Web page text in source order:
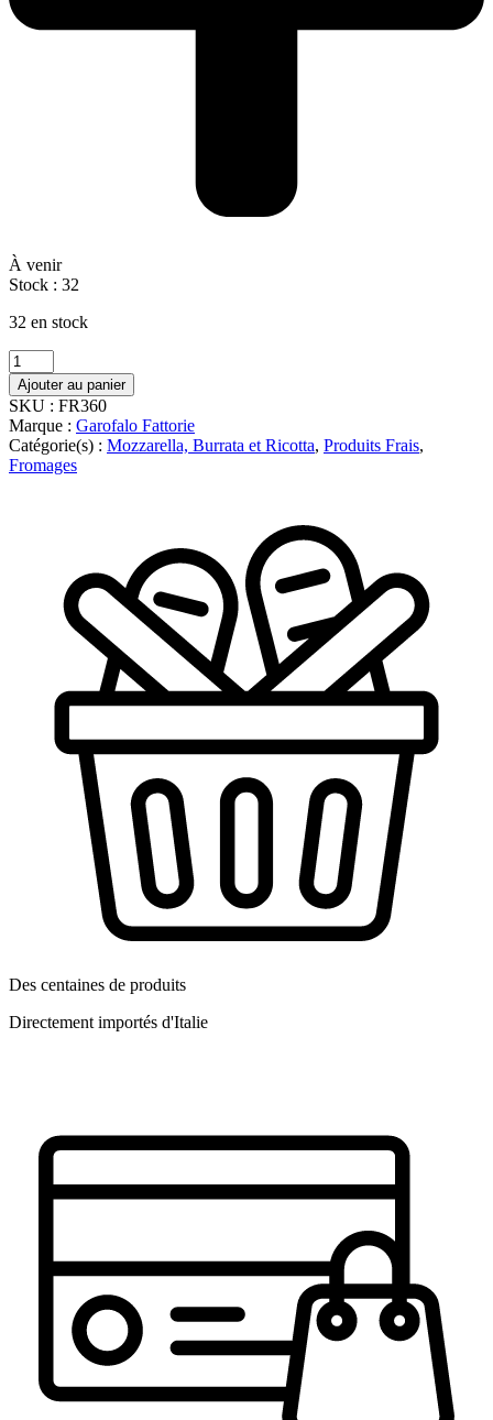
À venir
Stock : 32
32 en stock
quantité
de
BURRATINA
BUFALA
25
%
M.G.
Ajouter au panier
SKU : FR360
Marque : Garofalo Fattorie
Catégorie(s) : Mozzarella, Burrata et Ricotta, Produits Frais,
Fromages
Des centaines de produits
Directement importés d'Italie